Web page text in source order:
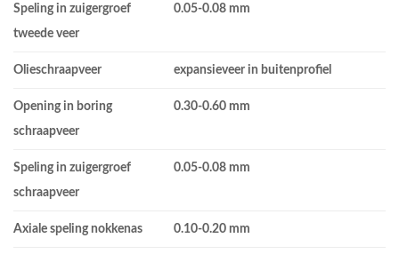
Speling in zuigergroef
tweede veer
0.05-0.08 mm
Olieschraapveer expansieveer in buitenprofiel
Opening in boring
schraapveer
0.30-0.60 mm
Speling in zuigergroef
schraapveer
0.05-0.08 mm
Axiale speling nokkenas 0.10-0.20 mm